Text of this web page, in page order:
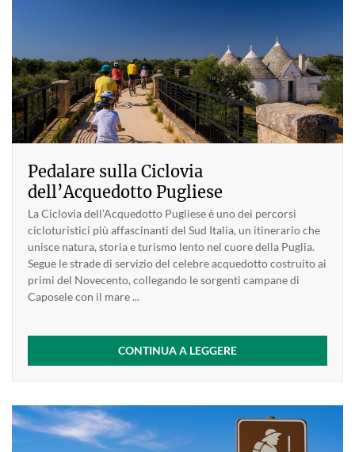
Pedalare sulla Ciclovia
dell’Acquedotto Pugliese
La Ciclovia dell’Acquedotto Pugliese è uno dei percorsi
cicloturistici più affascinanti del Sud Italia, un itinerario che
unisce natura, storia e turismo lento nel cuore della Puglia.
Segue le strade di servizio del celebre acquedotto costruito ai
primi del Novecento, collegando le sorgenti campane di
Caposele con il mare ...
CONTINUA A LEGGERE